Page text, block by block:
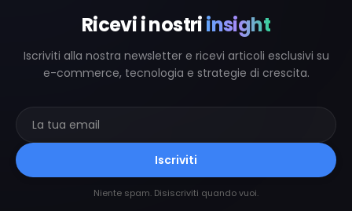
Ricevi i nostriinsight
Iscriviti alla nostra newsletter e ricevi articoli esclusivi su
e-commerce, tecnologia e strategie di crescita.
Iscriviti
Niente spam. Disiscriviti quando vuoi.